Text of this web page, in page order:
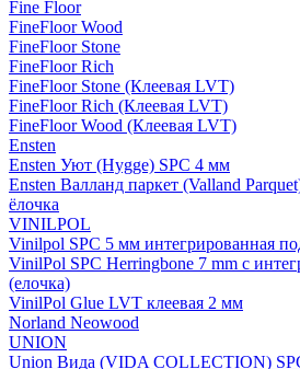
Fine Floor
FineFloor Wood
FineFloor Stone
FineFloor Rich
FineFloor Stone (Клеевая LVT)
FineFloor Rich (Клеевая LVT)
FineFloor Wood (Клеевая LVT)
Ensten
Ensten Уют (Hygge) SPC 4 мм
Ensten Валланд паркет (Valland
ёлочка
VINILPOL
Vinilpol SPC 5 мм интегрированная
VinilPol SPC Herringbone 7 mm с
(елочка)
VinilPol Glue LVT клеевая 2 мм
Norland Neowood
UNION
Union Вида (VIDA COLLECTION)